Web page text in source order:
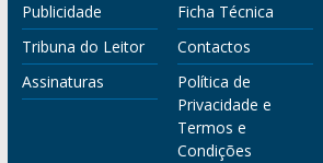
Publicidade
Tribuna do Leitor
Assinaturas
Ficha Técnica
Contactos
Política de
Privacidade e
Termos e
Condições